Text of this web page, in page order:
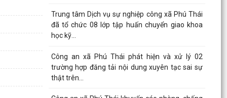
của Ban...
Thanh toán tiền điện từ xa - Gửi chọn yêu
Bế mạc lớp bồi dưỡng chuyên môn, nghiệp vụ,
kỹ năng cho cán bộ MTTQ Việt Nam và tổ chức